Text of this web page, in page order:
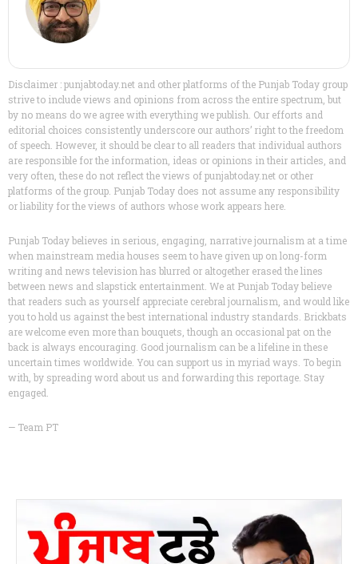
Disclaimer : punjabtoday.net and other platforms of the Punjab Today group
strive to include views and opinions from across the entire spectrum, but
by no means do we agree with everything we publish. Our efforts and
editorial choices consistently underscore our authors’ right to the freedom
of speech. However, it should be clear to all readers that individual authors
are responsible for the information, ideas or opinions in their articles, and
very often, these do not reflect the views of punjabtoday.net or other
platforms of the group. Punjab Today does not assume any responsibility
or liability for the views of authors whose work appears here.
Punjab Today believes in serious, engaging, narrative journalism at a time
when mainstream media houses seem to have given up on long-form
writing and news television has blurred or altogether erased the lines
between news and slapstick entertainment. We at Punjab Today believe
that readers such as yourself appreciate cerebral journalism, and would like
you to hold us against the best international industry standards. Brickbats
are welcome even more than bouquets, though an occasional pat on the
back is always encouraging. Good journalism can be a lifeline in these
uncertain times worldwide. You can support us in myriad ways. To begin
with, by spreading word about us and forwarding this reportage. Stay
engaged.
— Team PT